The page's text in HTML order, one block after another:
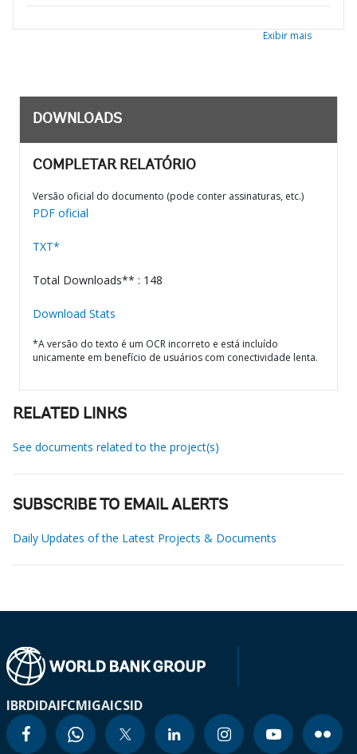
Exibir mais
DOWNLOADS
COMPLETAR RELATÓRIO
Versão oficial do documento (pode conter assinaturas, etc.)
PDF oficial
TXT*
Total Downloads** : 148
Download Stats
*A versão do texto é um OCR incorreto e está incluído
unicamente em benefício de usuários com conectividade lenta.
RELATED LINKS
See documents related to the project(s)
SUBSCRIBE TO EMAIL ALERTS
Daily Updates of the Latest Projects & Documents
IBRDIDAIFCMIGAICSID